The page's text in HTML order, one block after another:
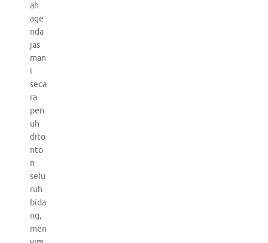
ah
age
nda
jas
man
i
seca
ra
pen
uh
dito
nto
n
selu
ruh
bida
ng,
men